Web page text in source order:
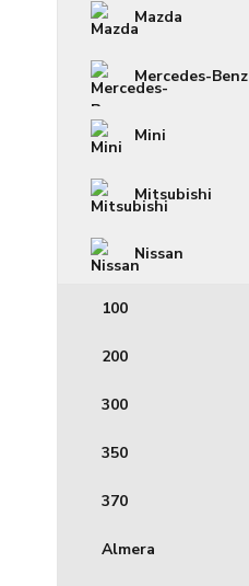
Mazda
Mercedes-Benz
Mini
Mitsubishi
Nissan
100
200
300
350
370
Almera